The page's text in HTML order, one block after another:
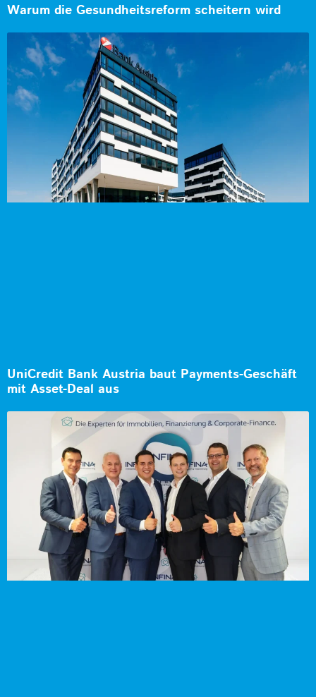
Warum die Gesundheitsreform scheitern wird
UniCredit Bank Austria baut Payments-Geschäft
mit Asset-Deal aus